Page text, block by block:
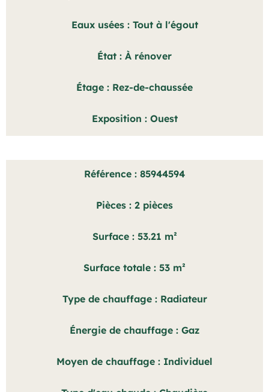
Eaux usées Tout à l'égout
État À rénover
Étage Rez-de-chaussée
Exposition Ouest
Référence 85944594
Pièces 2 pièces
Surface 53.21 m²
Surface totale 53 m²
Type de chauffage Radiateur
Énergie de chauffage Gaz
Moyen de chauffage Individuel